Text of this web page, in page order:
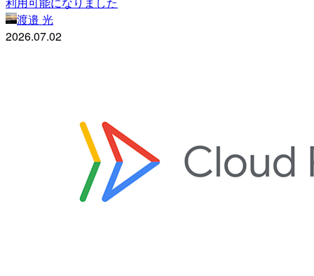
渡邉 光
2026.07.02